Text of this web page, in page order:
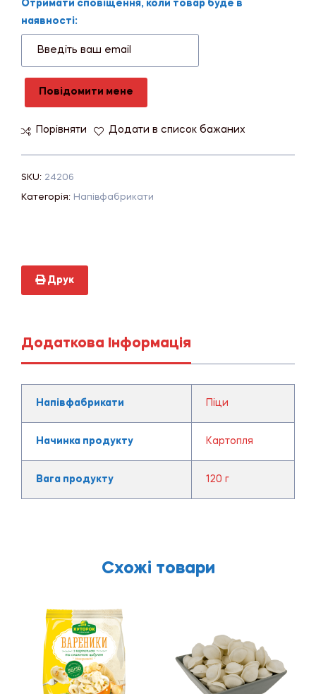
Отримати сповіщення, коли товар буде в
наявності:
Повідомити мене
Порівняти Додати в список бажаних
SKU: 24206
Категорія: Напівфабрикати
Друк
Додаткова Інформація
Напівфабрикати Піци
Начинка продукту Картопля
Вага продукту 120 г
Схожі товари